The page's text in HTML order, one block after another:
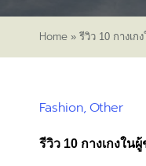
Home » รีวิว 10 กางเ
Posted
Fashion Other
รีวิว 10 กางเกงใน